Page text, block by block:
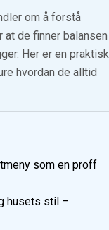
om å forstå
de finner balansen
Her er en praktisk
hvordan de alltid
som en proff
husets stil –